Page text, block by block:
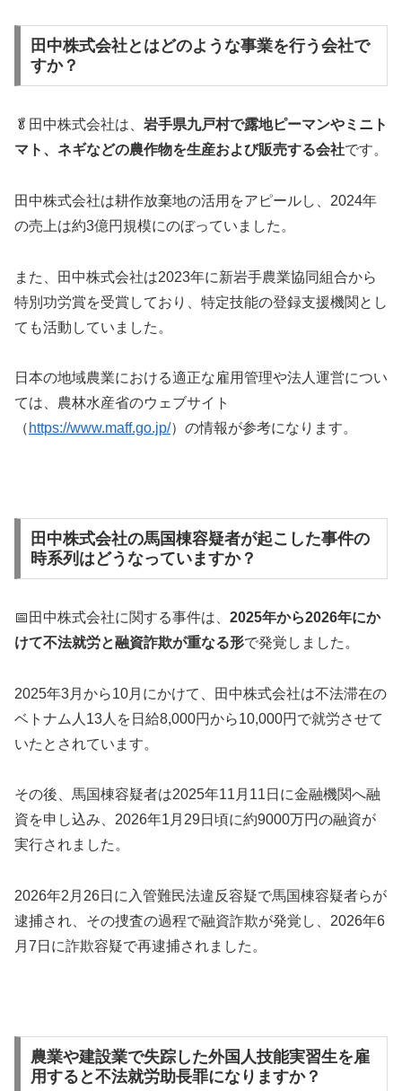
田中株式会社とはどのような事業を行う会社で
すか？
🥬田中株式会社は、 岩手県九戸村で露地ピーマンやミニト
マト、ネギなどの農作物を生産および販売する会社です。
田中株式会社は耕作放棄地の活用をアピールし、2024年
の売上は約3億円規模にのぼっていました。
また、田中株式会社は2023年に新岩手農業協同組合から
特別功労賞を受賞しており、特定技能の登録支援機関とし
ても活動していました。
日本の地域農業における適正な雇用管理や法人運営につい
ては、農林水産省のウェブサイト
（ https://www.maff.go.jp/）の情報が参考になります。
田中株式会社の馬国棟容疑者が起こした事件の
時系列はどうなっていますか？
📅田中株式会社に関する事件は、 2025年から2026年にか
けて不法就労と融資詐欺が重なる形で発覚しました。
2025年3月から10月にかけて、田中株式会社は不法滞在の
ベトナム人13人を日給8,000円から10,000円で就労させて
いたとされています。
その後、馬国棟容疑者は2025年11月11日に金融機関へ融
資を申し込み、2026年1月29日頃に約9000万円の融資が
実行されました。
2026年2月26日に入管難民法違反容疑で馬国棟容疑者らが
逮捕され、その捜査の過程で融資詐欺が発覚し、2026年6
月7日に詐欺容疑で再逮捕されました。
農業や建設業で失踪した外国人技能実習生を雇
用すると不法就労助長罪になりますか？